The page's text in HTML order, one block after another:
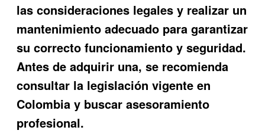
las consideraciones legales y realizar un
mantenimiento adecuado para garantizar
su correcto funcionamiento y seguridad.
Antes de adquirir una, se recomienda
consultar la legislación vigente en
Colombia y buscar asesoramiento
profesional.